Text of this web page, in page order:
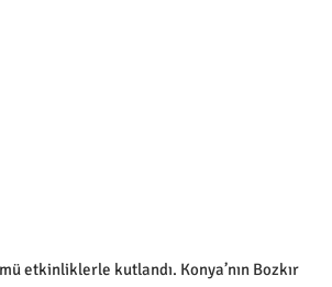
etkinliklerle kutlandı. Konya’nın Bozkır